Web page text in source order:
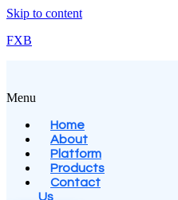
Skip to content
FXB
Menu
Home
About
Platform
Products
Contact
Us